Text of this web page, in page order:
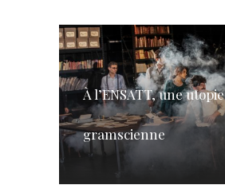
À l’ENSATT, une utopie
gramscienne